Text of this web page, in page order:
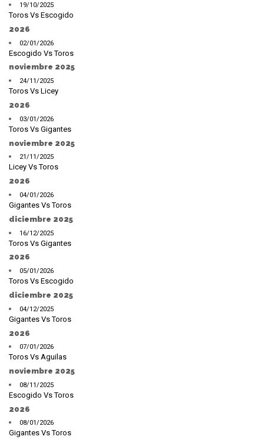
19/10/2025
Toros Vs Escogido
2026
02/01/2026
Escogido Vs Toros
noviembre 2025
24/11/2025
Toros Vs Licey
2026
03/01/2026
Toros Vs Gigantes
noviembre 2025
21/11/2025
Licey Vs Toros
2026
04/01/2026
Gigantes Vs Toros
diciembre 2025
16/12/2025
Toros Vs Gigantes
2026
05/01/2026
Toros Vs Escogido
diciembre 2025
04/12/2025
Gigantes Vs Toros
2026
07/01/2026
Toros Vs Aguilas
noviembre 2025
08/11/2025
Escogido Vs Toros
2026
08/01/2026
Gigantes Vs Toros